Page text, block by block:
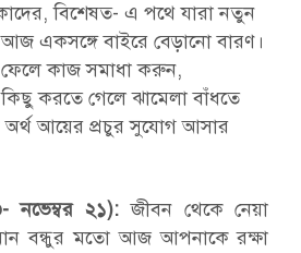
বিশেষত- এ পথে যারা নতুন
একসঙ্গে বাইরে বেড়ানো বারণ।
ফেলে কাজ সমাধা করুন,
করতে গেলে ঝামেলা বাঁধতে
অর্থ আয়ের প্রচুর সুযোগ আসার
নভেম্বর ২১):জীবন থেকে নেয়া
বন্ধুর মতো আজ আপনাকে রক্ষা